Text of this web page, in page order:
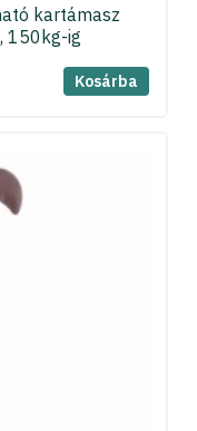
kartámasz
150kg-ig
Kosárba